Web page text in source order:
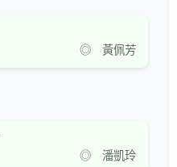
◎ 黃佩芳
◎ 潘凱玲